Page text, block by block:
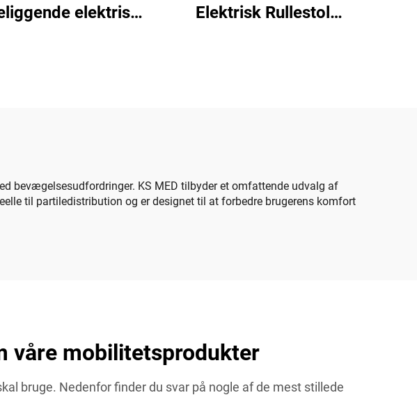
elektrisk
Elektrisk Rullestol
bevægelsesudfordringer. KS MED tilbyder et omfattende udvalg af
til partiledistribution og er designet til at forbedre brugerens komfort
våre mobilitetsprodukter
bruge. Nedenfor finder du svar på nogle af de mest stillede